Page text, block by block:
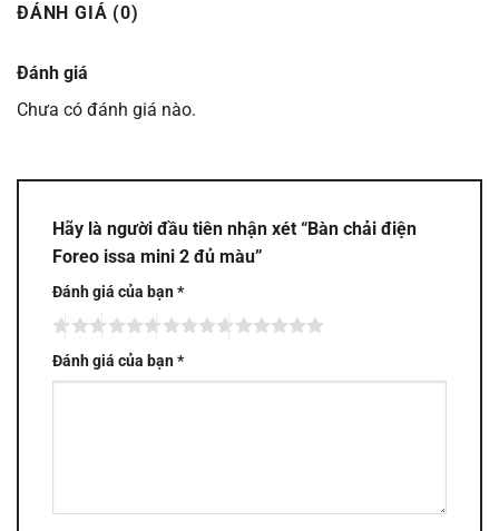
ĐÁNH GIÁ (0)
Đánh giá
Chưa có đánh giá nào.
Hãy là người đầu tiên nhận xét “Bàn chải điện
Foreo issa mini 2 đủ màu”
Đánh giá của bạn*
Đánh giá của bạn*